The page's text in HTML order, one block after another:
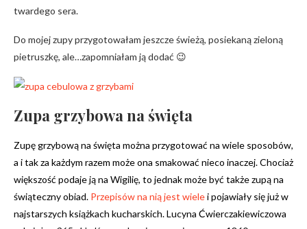
twardego sera.
Do mojej zupy przygotowałam jeszcze świeżą, posiekaną zieloną
pietruszkę, ale…zapomniałam ją dodać 😉
Zupa grzybowa na święta
Zupę grzybową na święta można przygotować na wiele sposobów,
a i tak za każdym razem może ona smakować nieco inaczej. Chociaż
większość podaje ją na Wigilię, to jednak może być także zupą na
świąteczny obiad. Przepisów na nią jest wielei pojawiały się już w
najstarszych książkach kucharskich. Lucyna Ćwierczakiewiczowa